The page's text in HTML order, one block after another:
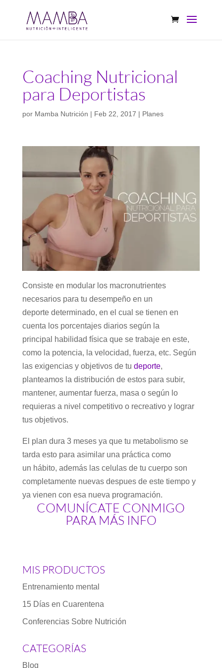
Coaching Nutricional
para Deportistas
por Mamba Nutrición | Feb 22, 2017 | Planes
Consiste en modular los macronutrientes
necesarios para tu desempeño en un
deporte determinado, en el cual se tienen en
cuenta los porcentajes diarios según la
principal habilidad física que se trabaje en este,
como la potencia, la velocidad, fuerza, etc. Según
las exigencias y objetivos de tu deporte,
planteamos la distribución de estos para subir,
mantener, aumentar fuerza, masa o según lo
requieras a nivel competitivo o recreativo y lograr
tus objetivos.
El plan dura 3 meses ya que tu metabolismo se
tarda esto para asimilar una práctica como
un hábito, además las celulas de tu cuerpo son
completamente nuevas despues de este tiempo y
ya vienen con esa nueva programación.
COMUNÍCATE CONMIGO
PARA MÁS INFO
MIS PRODUCTOS
Entrenamiento mental
15 Días en Cuarentena
Conferencias Sobre Nutrición
CATEGORÍAS
Blog